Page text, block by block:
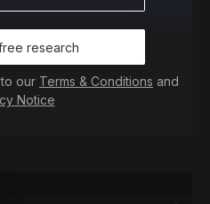
research
our Terms & Conditions and
Notice